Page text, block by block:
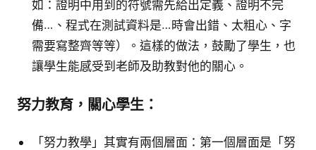
如：證明中用到的符號需先給出定義、證明不完
備…、程式在測試資料是…時會出錯、太粗心、字
需要寫整齊等等）。這樣的做法，鼓勵了學生，也
讓學生能感受到老師及助教對他的關心。
努力教育，關心學生：
「努力教學」其實有兩個層面：第一個層面是「努